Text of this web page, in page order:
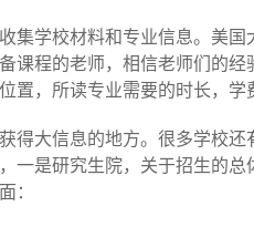
集学校材料和专业信息。美
课程的老师，相信老师们的
置，所读专业需要的时长，学
得大信息的地方。很多学校
一是研究生院，关于招生的
：